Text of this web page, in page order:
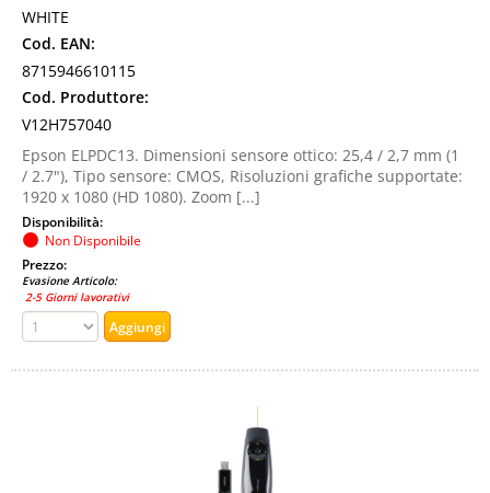
WHITE
Cod. EAN:
8715946610115
Cod. Produttore:
V12H757040
Epson ELPDC13. Dimensioni sensore ottico: 25,4 / 2,7 mm (1
/ 2.7"), Tipo sensore: CMOS, Risoluzioni grafiche supportate:
1920 x 1080 (HD 1080). Zoom [...]
Disponibilità:
Non Disponibile
Prezzo:
Evasione Articolo:
2-5 Giorni lavorativi